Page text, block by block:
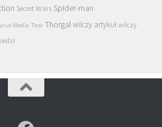
Secret Wars Spider-man
Media Thor Thorgalwilczy artykuł wilczy